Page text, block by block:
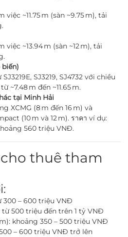
việc ~11.75 m (sàn ~9.75 m), tải
việc ~13.94 m (sàn ~12 m), tải
SJ3219, SJ4732 với chiều
~7.48 m đến ~11.65 m.
tại Minh Hải
XCMG (8 m đến 16 m) và
(10 m và 12 m). ราคา ví dụ:
560 triệu VNĐ.
cho thuê tham
300 – 600 triệu VNĐ
từ 500 triệu đến trên 1 tỷ VNĐ
m): khoảng 350 – 500 triệu VNĐ
– 600 triệu VNĐ trở lên